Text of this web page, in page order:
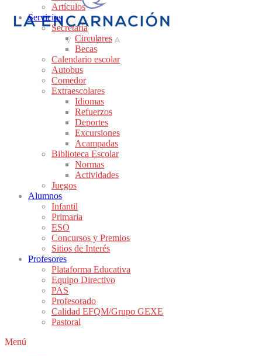
Artículos
Servicios
Secretaría
Circulares
Becas
Calendario escolar
Autobus
Comedor
Extraescolares
Idiomas
Refuerzos
Deportes
Excursiones
Acampadas
Biblioteca Escolar
Normas
Actividades
Juegos
Alumnos
Infantil
Primaria
ESO
Concursos y Premios
Sitios de Interés
Profesores
Plataforma Educativa
Equipo Directivo
PAS
Profesorado
Calidad EFQM/Grupo GEXE
Pastoral
Menú